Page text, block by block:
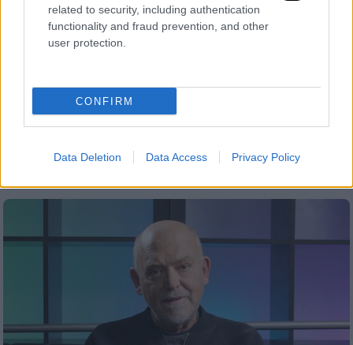
related to security, including authentication
functionality and fraud prevention, and other
user protection.
CONFIRM
Data Deletion Data Access Privacy Policy
31.03.2025 04:00
Viral έγινε η ζαχαροπλάστισσα, Ειρήνη
φτιάχνει